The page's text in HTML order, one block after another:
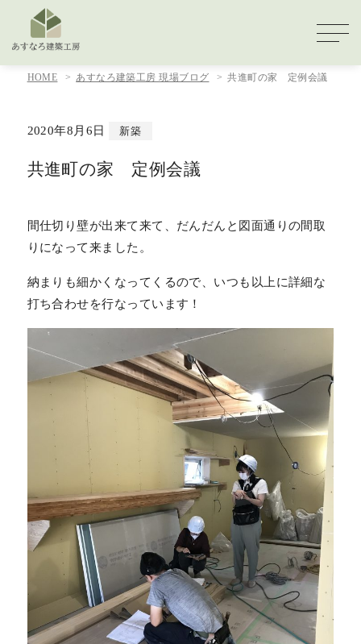
HOME あすなろ建築工房 現場ブログ 共進町の家 定例会議
2020年8月6日 新築
共進町の家 定例会議
間仕切り壁が出来て来て、だんだんと図面通りの間取
りになって来ました。
納まりも細かくなってくるので、いつも以上に詳細な
打ち合わせを行なっています！